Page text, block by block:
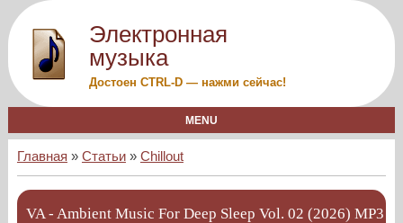
Электронная
музыка
Достоен CTRL-D — нажми сейчас!
MENU
Главная » Статьи » Chillout
VA - Ambient Music For Deep Sleep Vol. 02 (2026) MP3